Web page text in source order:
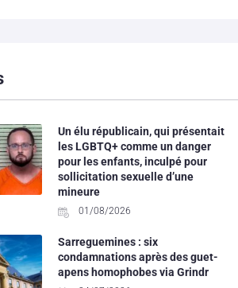
Un élu républicain, qui présentait
les LGBTQ+ comme un danger
pour les enfants, inculpé pour
sollicitation sexuelle d’une
mineure
01/08/2026
Sarreguemines : six
condamnations après des guet-
apens homophobes via Grindr